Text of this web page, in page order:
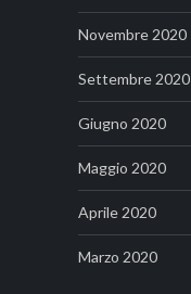
Novembre 2020
Settembre 2020
Giugno 2020
Maggio 2020
Aprile 2020
Marzo 2020